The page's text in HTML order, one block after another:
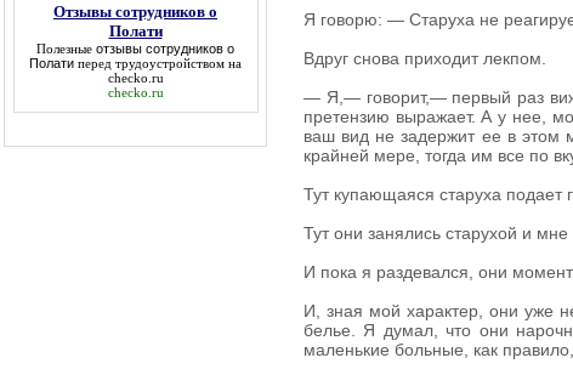
Отзывы сотрудников о
Полати
Полезные отзывы сотрудников о
Полати перед трудоустройством на
checko.ru
checko.ru
Я говорю: — Старуха не
Вдруг снова приходит лекпом.
— Я,— говорит,— первый раз
претензию выражает. А у нее,
ваш вид не задержит ее в этом
крайней мере, тогда им все по
Тут купающаяся старуха
Тут они занялись старухой и мне
И пока я раздевался, они
И, зная мой характер, они уже
белье. Я думал, что они
маленькие больные, как